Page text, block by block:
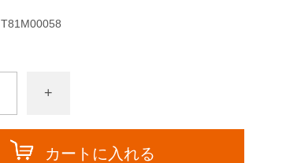
T81M00058
+
カートに入れる